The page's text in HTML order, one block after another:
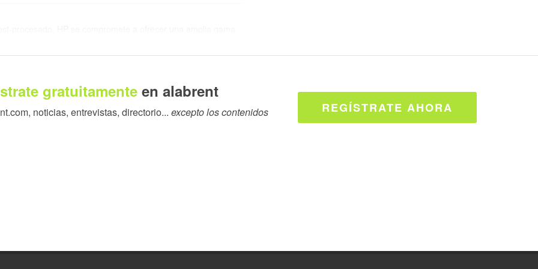
“Estamos encantados de estar rodeados de compañeros
PA 12S
llamada a revolucionar la industria, reduciendo los costes
otros materiales PA 12 del mercado. De hecho, ofrece un
gratuitamente en alabrent
noticias, entrevistas, directorio... excepto los contenidos
REGÍSTRATE AHORA